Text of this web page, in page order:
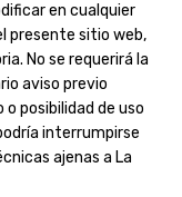
en cualquier
presente sitio web,
No se requerirá la
aviso previo
posibilidad de uso
interrumpirse
ajenas a La